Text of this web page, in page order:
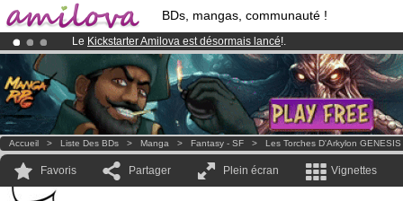
BDs, mangas, communauté !
Le Kickstarter Amilova est désormais lancé!.
Abonnement premium: à partir de3.95 eurospar mois !Clique ici
Déjà 100000membreset 1000BDs & Mangas!
Accueil > Liste Des BDs > Manga > Fantasy - SF > Les Torches D'Arkylon GENESIS
Favoris Partager Plein écran Vignettes